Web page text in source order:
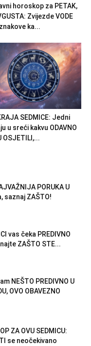
horoskop za PETAK,
Zvijezde VODE
ka...
SEDMICE: Jedni
u sreći kakvu ODAVNO
OSJETILI,...
PORUKA U
saznaj ZAŠTO!
vas čeka PREDIVNO
ZAŠTO STE...
NEŠTO PREDIVNO U
OVO OBAVEZNO
ZA OVU SEDMICU:
se neočekivano